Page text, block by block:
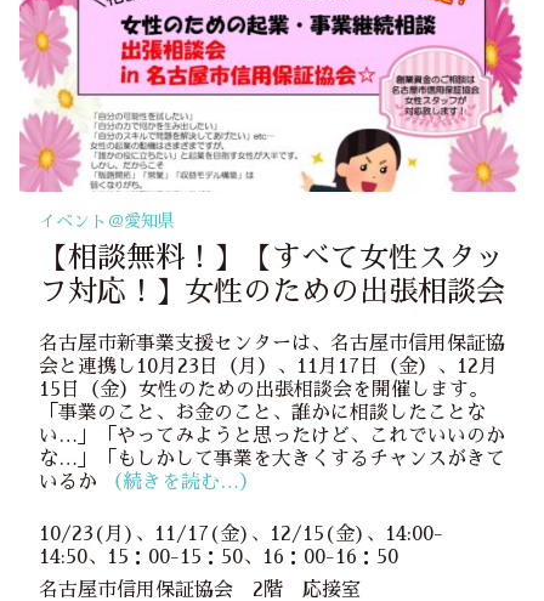
イベント＠愛知県
【相談無料！】【すべて女性スタッ
フ対応！】女性のための出張相談会
名古屋市新事業支援センターは、名古屋市信用保証協
会と連携し10月23日（月）、11月17日（金）、12月
15日（金）女性のための出張相談会を開催します。
「事業のこと、お金のこと、誰かに相談したことな
い…」「やってみようと思ったけど、これでいいのか
な…」「もしかして事業を大きくするチャンスがきて
いるか
（続きを読む…）
10/23(月)、11/17(金)、12/15(金)、14:00-
14:50、15：00-15：50、16：00-16：50
名古屋市信用保証協会 2階 応接室